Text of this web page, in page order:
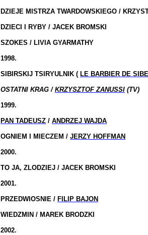
DZIEJE MISTRZA TWARDOWSKIEGO /
DZIECI I RYBY / JACEK BROMSKI
SZOKES / LIVIA GYARMATHY
1998.
SIBIRSKIJ TSIRYULNIK ( LE BARBIER DE
OSTATNI KRAG /KRZYSZTOF ZANUSSI (TV)
1999.
PAN TADEUSZ /ANDRZEJ WAJDA
OGNIEM I MIECZEM /JERZY HOFFMAN
2000.
TO JA, ZLODZIEJ / JACEK BROMSKI
2001.
PRZEDWIOSNIE / FILIP BAJON
WIEDZMIN / MAREK BRODZKI
2002.